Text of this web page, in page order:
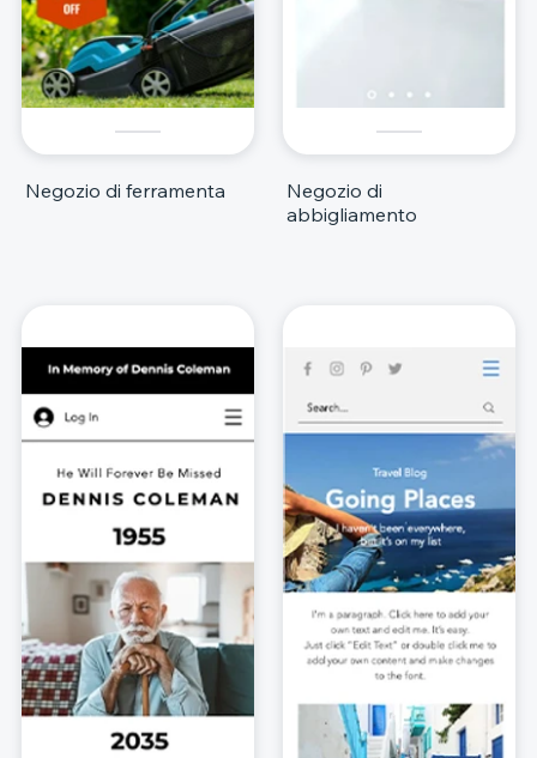
Negozio di ferramenta
Negozio di
abbigliamento